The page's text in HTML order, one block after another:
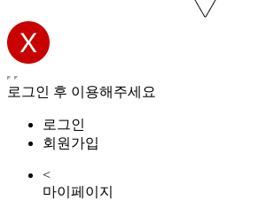
로그인 후 이용해주세요
로그인
회원가입
<
마이페이지